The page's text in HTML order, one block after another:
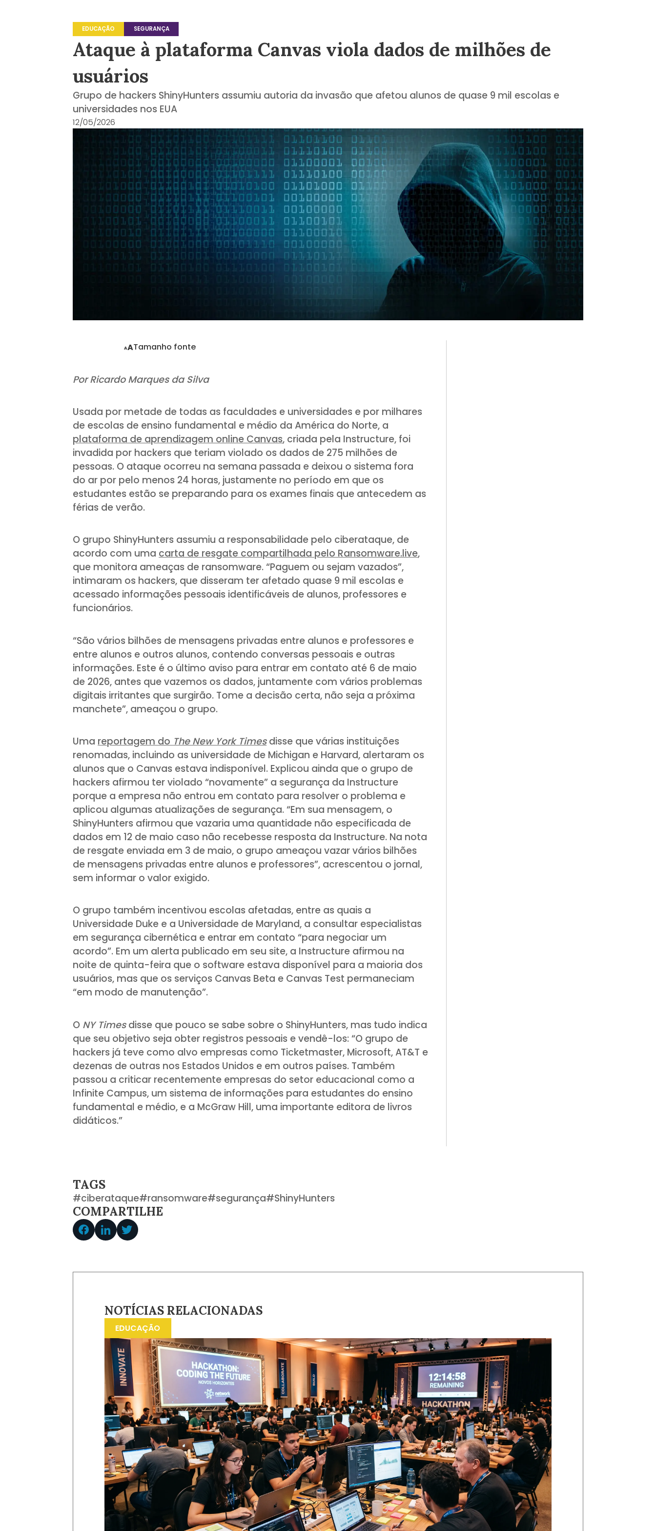
EDUCAÇÃO SEGURANÇA
Ataque à plataforma Canvas viola dados de milhões de
usuários
Grupo de hackers ShinyHunters assumiu autoria da invasão que afetou alunos de quase 9 mil escolas e
universidades nos EUA
12/05/2026
AATamanho fonte
Por Ricardo Marques da Silva
Usada por metade de todas as faculdades e universidades e por milhares
de escolas de ensino fundamental e médio da América do Norte, a
plataforma de aprendizagem online Canvas, criada pela Instructure, foi
invadida por hackers que teriam violado os dados de 275 milhões de
pessoas. O ataque ocorreu na semana passada e deixou o sistema fora
do ar por pelo menos 24 horas, justamente no período em que os
estudantes estão se preparando para os exames finais que antecedem as
férias de verão.
O grupo ShinyHunters assumiu a responsabilidade pelo ciberataque, de
acordo com uma carta de resgate compartilhada pelo Ransomware.live,
que monitora ameaças de ransomware. “Paguem ou sejam vazados”,
intimaram os hackers, que disseram ter afetado quase 9 mil escolas e
acessado informações pessoais identificáveis de alunos, professores e
funcionários.
“São vários bilhões de mensagens privadas entre alunos e professores e
entre alunos e outros alunos, contendo conversas pessoais e outras
informações. Este é o último aviso para entrar em contato até 6 de maio
de 2026, antes que vazemos os dados, juntamente com vários problemas
digitais irritantes que surgirão. Tome a decisão certa, não seja a próxima
manchete”, ameaçou o grupo.
Uma reportagem do The New York Timesdisse que várias instituições
renomadas, incluindo as universidade de Michigan e Harvard, alertaram os
alunos que o Canvas estava indisponível. Explicou ainda que o grupo de
hackers afirmou ter violado “novamente” a segurança da Instructure
porque a empresa não entrou em contato para resolver o problema e
aplicou algumas atualizações de segurança. “Em sua mensagem, o
ShinyHunters afirmou que vazaria uma quantidade não especificada de
dados em 12 de maio caso não recebesse resposta da Instructure. Na nota
de resgate enviada em 3 de maio, o grupo ameaçou vazar vários bilhões
de mensagens privadas entre alunos e professores”, acrescentou o jornal,
sem informar o valor exigido.
O grupo também incentivou escolas afetadas, entre as quais a
Universidade Duke e a Universidade de Maryland, a consultar especialistas
em segurança cibernética e entrar em contato “para negociar um
acordo”. Em um alerta publicado em seu site, a Instructure afirmou na
noite de quinta-feira que o software estava disponível para a maioria dos
usuários, mas que os serviços Canvas Beta e Canvas Test permaneciam
“em modo de manutenção”.
O NY Timesdisse que pouco se sabe sobre o ShinyHunters, mas tudo indica
que seu objetivo seja obter registros pessoais e vendê-los: “O grupo de
hackers já teve como alvo empresas como Ticketmaster, Microsoft, AT&T e
dezenas de outras nos Estados Unidos e em outros países. Também
passou a criticar recentemente empresas do setor educacional como a
Infinite Campus, um sistema de informações para estudantes do ensino
fundamental e médio, e a McGraw Hill, uma importante editora de livros
didáticos.”
TAGS
#ciberataque#ransomware#segurança#ShinyHunters
COMPARTILHE
NOTÍCIAS RELACIONADAS
EDUCAÇÃO